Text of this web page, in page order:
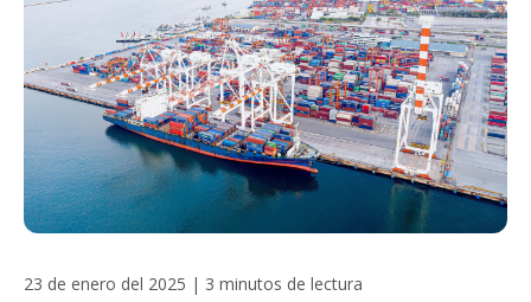
23 de enero del 2025 | 3 minutos de lectura